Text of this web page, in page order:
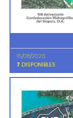
15/08/2026
7 DISPONIBLES